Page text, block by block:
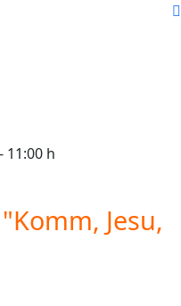
- 11:00 h
Jesu,